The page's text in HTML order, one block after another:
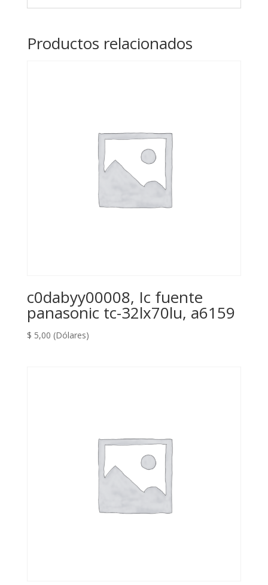
Productos relacionados
c0dabyy00008, Ic fuente
panasonic tc-32lx70lu, a6159
$ 5,00 (Dólares)